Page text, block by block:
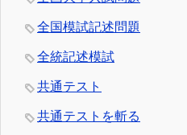
全国模試記述問題
全統記述模試
共通テスト
共通テストを斬る